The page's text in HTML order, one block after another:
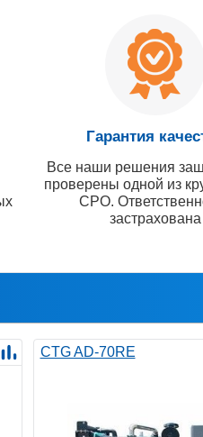
Гарантия
Все наши решения
проверены одной из
СРО.
застрахована
CTG AD-70RE